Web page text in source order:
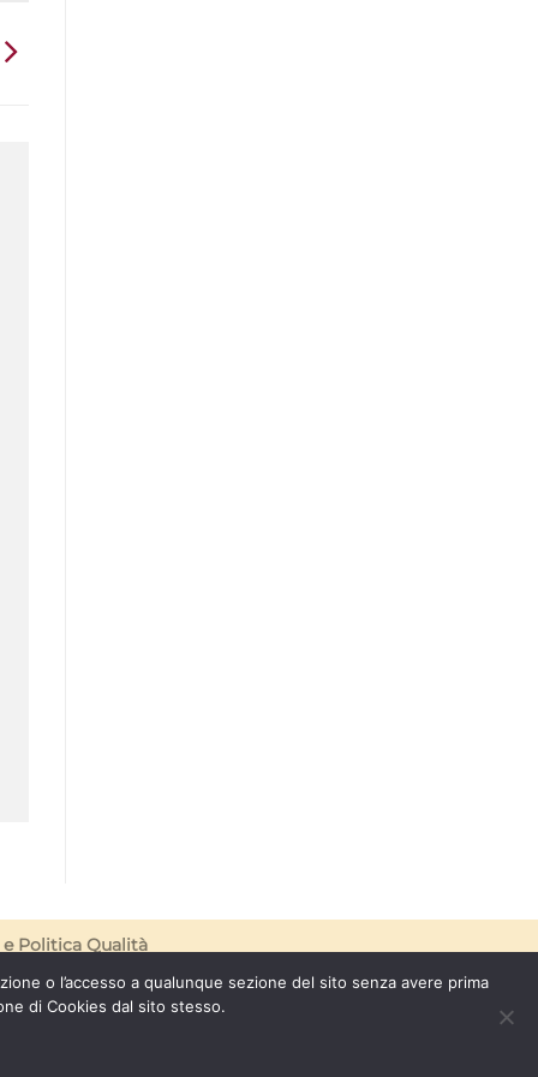
Politica Qualità
o l’accesso a qualunque sezione del sito senza avere prima
di Cookies dal sito stesso.